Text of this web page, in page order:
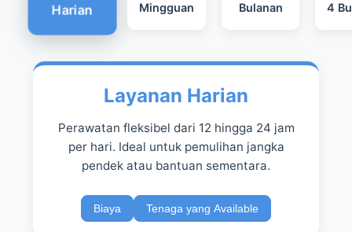
Harian Mingguan Bulanan 4
Layanan Harian
Perawatan fleksibel dari 12 hingga 24 jam
per hari. Ideal untuk pemulihan jangka
pendek atau bantuan sementara.
Biaya Tenaga yang Available